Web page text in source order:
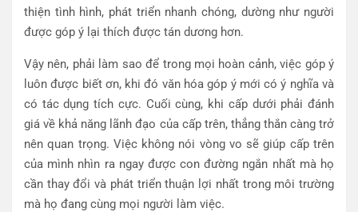
thiện tình hình, phát triển nhanh chóng, dường như người
được góp ý lại thích được tán dương hơn.
Vậy nên, phải làm sao để trong mọi hoàn cảnh, việc góp ý
luôn được biết ơn, khi đó văn hóa góp ý mới có ý nghĩa và
có tác dụng tích cực. Cuối cùng, khi cấp dưới phải đánh
giá về khả năng lãnh đạo của cấp trên, thẳng thắn càng trở
nên quan trọng. Việc không nói vòng vo sẽ giúp cấp trên
của mình nhìn ra ngay được con đường ngắn nhất mà họ
cần thay đổi và phát triển thuận lợi nhất trong môi trường
mà họ đang cùng mọi người làm việc.